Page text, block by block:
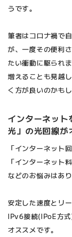
うです。
筆者はコロナ禍で
が、一度その便利
たい衝動に駆られ
増えることも見越
く方が良いのかも
インターネッ
光」の光回線が
「インターネット
「インターネット
などのお悩みはあ
安定した速度とリ
IPv6接続(IPoE方
オススメです。